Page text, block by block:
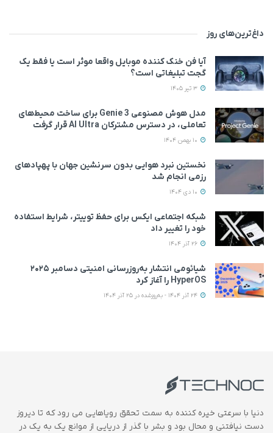
داغ‌ترین‌های روز
آیا فن خنک کننده موبایل واقعا موثر است یا فقط یک
گجت تبلیغاتی است؟
مدل هوش مصنوعی Genie 3 برای ساخت محیط‌های
تعاملی، در دسترس مشترکان AI Ultra قرار گرفت
نخستین نبرد هوایی بدون سرنشین جهان با پهپادهای
رزمی انجام شد
شبکه اجتماعی ایکس برای حفظ توییتر، شرایط استفاده
خود را تغییر داد
شیائومی انتشار به‌روزرسانی امنیتی دسامبر ۲۰۲۵
HyperOS را آغاز کرد
دنیا با سرعتی خیره کننده به سمت تحقق رویاهایی می رود که تا دیروز
دست نیافتنی و محال بود و بشر با گذر از دریایی از موانع یک به یک در